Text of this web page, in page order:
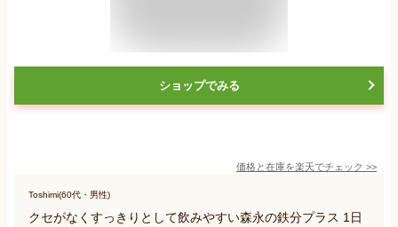
ショップでみる
価格と在庫を楽天でチェック >>
Toshimi(60代・男性)
クセがなくすっきりとして飲みやすい森永の鉄分プラス 1日